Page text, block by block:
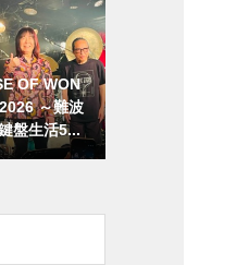
OF WON
～難波
盤生活5...